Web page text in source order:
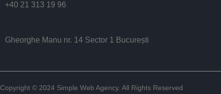
+40 21 313 19 96
Gheorghe Manu nr. 14 Sector 1 București
Copyright © 2024 Simple Web Agency. All Rights Reserved